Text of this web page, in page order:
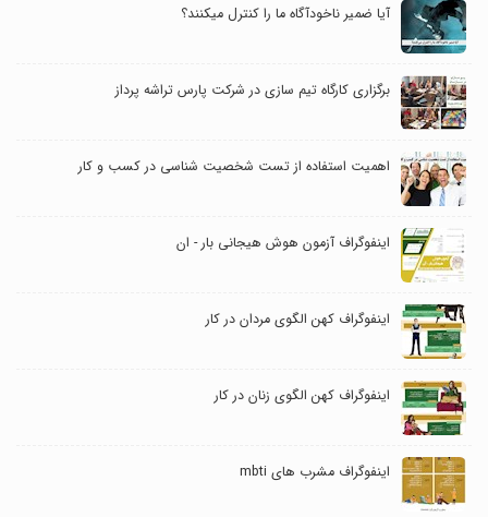
آیا ضمیر ناخودآگاه ما را کنترل می‎کنند؟
برگزاری کارگاه تیم سازی در شرکت پارس تراشه پرداز
اهمیت استفاده از تست شخصیت شناسی در کسب و کار
اینفوگراف آزمون هوش هیجانی بار - ان
اینفوگراف کهن الگوی مردان در کار
اینفوگراف کهن الگوی زنان در کار
اینفوگراف مشرب های mbti